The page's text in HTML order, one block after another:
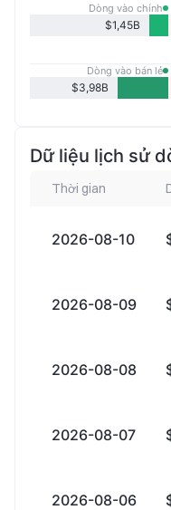
Dòng vào chính
$1,45B
Dòng vào bán lẻ
$3,98B
Dữ liệu lịch sử
Thời gian
2026-08-10
2026-08-09
2026-08-08
2026-08-07
2026-08-06